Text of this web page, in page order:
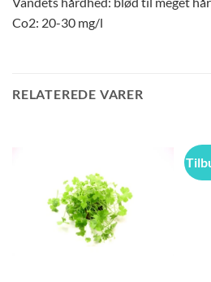
Co2: 20-30 mg/l
RELATEREDE VARER